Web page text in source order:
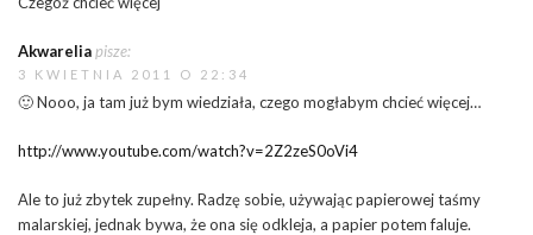
Akwareliapisze:
3 KWIETNIA 2011 O 22:34
🙂 Nooo, ja tam już bym wiedziała, czego mogłabym chcieć więcej…
http://www.youtube.com/watch?v=2Z2zeS0oVi4
Ale to już zbytek zupełny. Radzę sobie, używając papierowej taśmy
malarskiej, jednak bywa, że ona się odkleja, a papier potem faluje.